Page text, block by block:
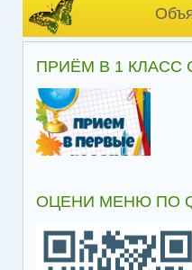
ПРИЁМ В 1 КЛАСС
Информация по приёму в 1
ОЦЕНИ МЕНЮ ПО